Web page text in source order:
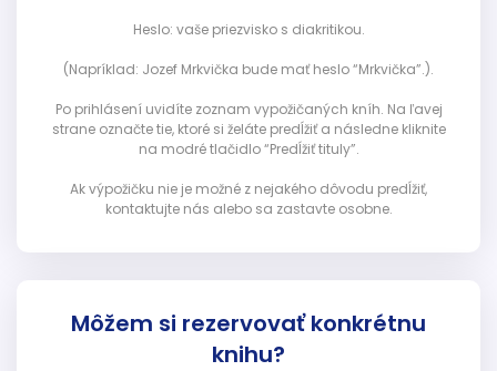
Heslo: vaše priezvisko s diakritikou.
(Napríklad: Jozef Mrkvička bude mať heslo “Mrkvička”.).
Po prihlásení uvidíte zoznam vypožičaných kníh. Na ľavej
strane označte tie, ktoré si želáte predĺžiť a následne kliknite
na modré tlačidlo “Predĺžiť tituly”.
Ak výpožičku nie je možné z nejakého dôvodu predĺžiť,
kontaktujte nás alebo sa zastavte osobne.
Môžem si rezervovať konkrétnu
knihu?